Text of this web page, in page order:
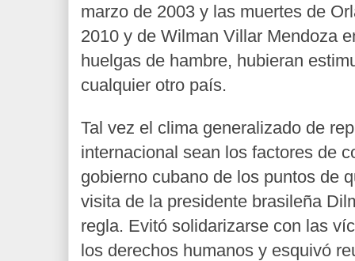
marzo de 2003 y las muertes de
2010 y de Wilman Villar Mendoza
huelgas de hambre, hubieran
cualquier otro país.
Tal vez el clima generalizado de
internacional sean los factores de
gobierno cubano de los puntos de
visita de la presidente brasileña
regla. Evitó solidarizarse con las
los derechos humanos y esquivó